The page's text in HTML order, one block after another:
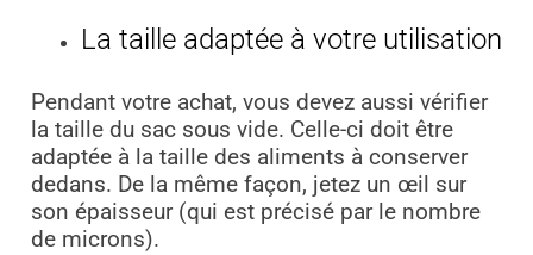
La taille adaptée à votre utilisation
Pendant votre achat, vous devez aussi vérifier
la taille du sac sous vide. Celle-ci doit être
adaptée à la taille des aliments à conserver
dedans. De la même façon, jetez un œil sur
son épaisseur (qui est précisé par le nombre
de microns).